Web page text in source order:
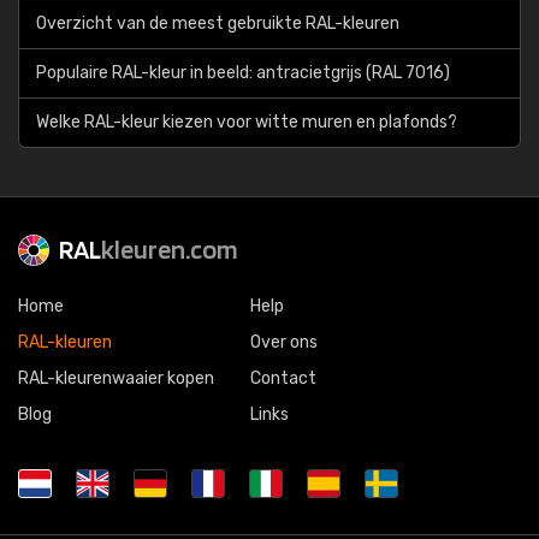
Overzicht van de meest gebruikte RAL-kleuren
Populaire RAL-kleur in beeld: antracietgrijs (RAL 7016)
Welke RAL-kleur kiezen voor witte muren en plafonds?
RALkleuren.com
Home
RAL-kleuren
RAL-kleurenwaaier kopen
Blog
Help
Over ons
Contact
Links